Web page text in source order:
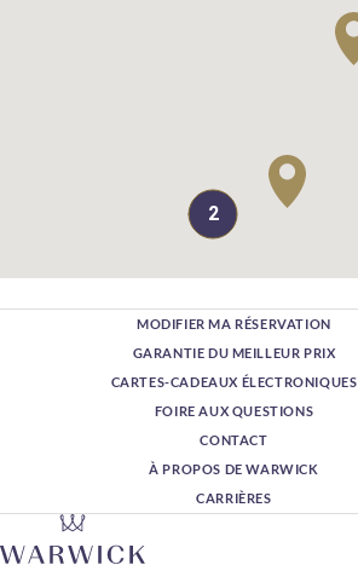
2
MODIFIER MA RÉSERVATION
GARANTIE DU MEILLEUR PRIX
CARTES-CADEAUX ÉLECTRONIQUES
FOIRE AUX QUESTIONS
CONTACT
À PROPOS DE WARWICK
CARRIÈRES